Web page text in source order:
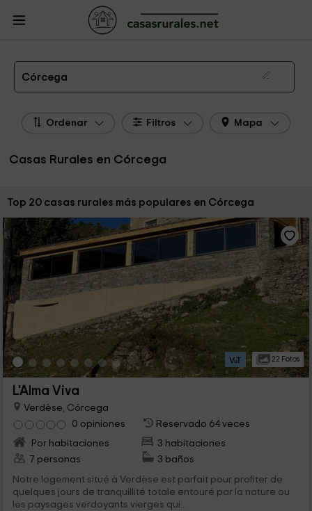
Casas Rurales Francia
Las 50 mejores casas rurales en Córcega de 2026
Córcega
Ordenar Filtros Mapa
Casas Rurales en Córcega
Ordenar por:
Top 20 casas rurales más populares en Córcega
22 Fotos
L'Alma Viva
Verdèse, Córcega
0 opiniones
Reservado 64 veces
Por habitaciones
3 habitaciones
7 personas
3 baños
Notre logement situé à Verdèse est parfait pour profiter de
quelques jours de tranquillité totale entouré par la nature ou
les paysages verdoyants vierges qui...